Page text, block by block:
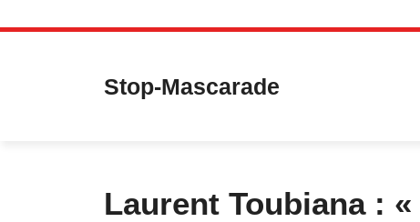
Skip
Stop-Mascarade
Laurent Toubiana :